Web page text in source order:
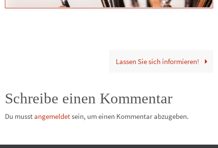
Lassen Sie sich informieren!
Schreibe einen Kommentar
Du musst angemeldetsein, um einen Kommentar abzugeben.